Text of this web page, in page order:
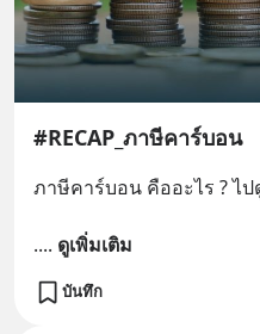
#RECAP_ภาษีคาร์บอน
ภาษีคาร์บอน คืออะไร ? ไ
.... ดูเพิ่มเติม
บันทึก